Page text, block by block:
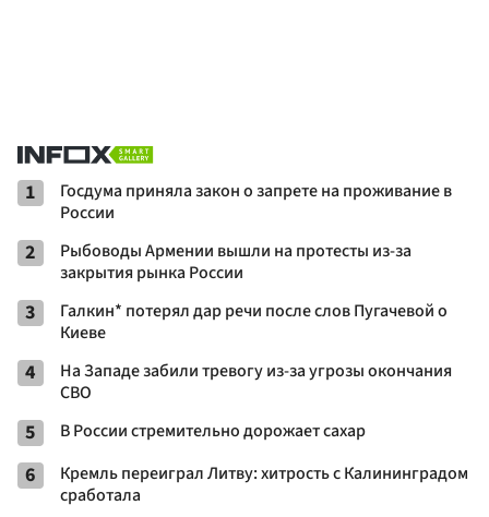
1
Госдума приняла закон о запрете на проживание в
России
2
Рыбоводы Армении вышли на протесты из-за
закрытия рынка России
3
Галкин* потерял дар речи после слов Пугачевой о
Киеве
4
На Западе забили тревогу из-за угрозы окончания
СВО
5 В России стремительно дорожает сахар
6
Кремль переиграл Литву: хитрость с Калининградом
сработала